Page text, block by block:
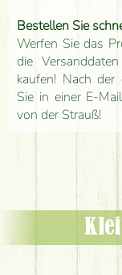
Bestellen Sie
Werfen Sie das
die
kaufen! Nach der
Sie in einer E-
von der Strauß!